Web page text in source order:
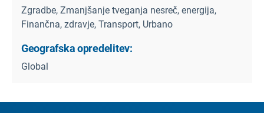
Zgradbe, Zmanjšanje tveganja nesreč, energija,
Finančna, zdravje, Transport, Urbano
Geografska opredelitev:
Global